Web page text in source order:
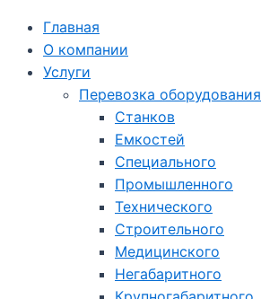
Главная
О компании
Услуги
Перевозка оборудования
Станков
Емкостей
Специального
Промышленного
Технического
Строительного
Медицинского
Негабаритного